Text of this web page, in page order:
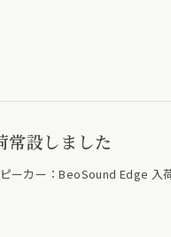
設しました
カー：BeoSound Edge 入